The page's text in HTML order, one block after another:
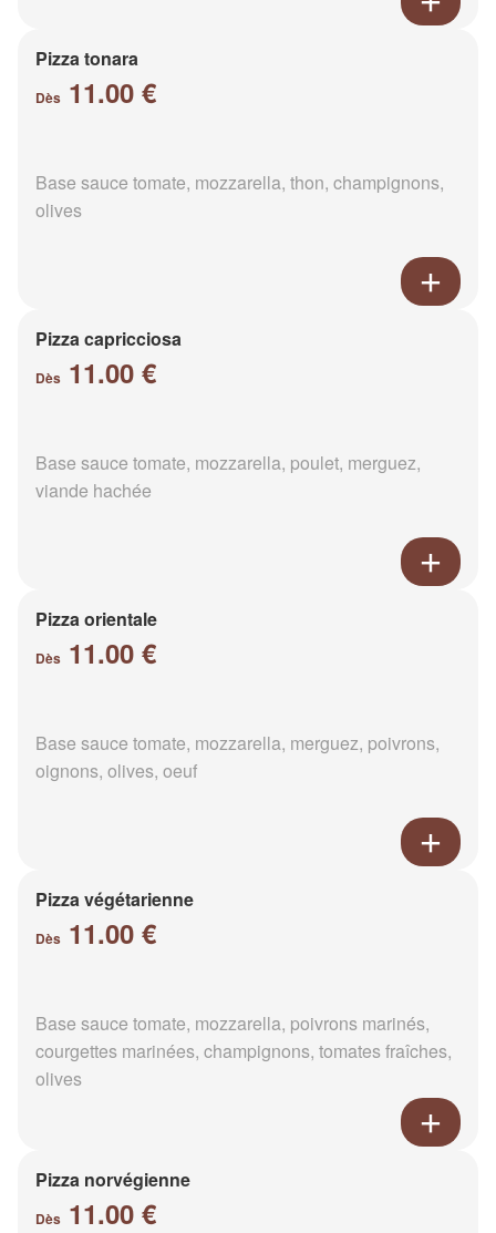
Pizza tonara
Dès 11.00 €
Base sauce tomate, mozzarella, thon, champignons,
olives
Pizza capricciosa
Dès 11.00 €
Base sauce tomate, mozzarella, poulet, merguez,
viande hachée
Pizza orientale
Dès 11.00 €
Base sauce tomate, mozzarella, merguez, poivrons,
oignons, olives, oeuf
Pizza végétarienne
Dès 11.00 €
Base sauce tomate, mozzarella, poivrons marinés,
courgettes marinées, champignons, tomates fraîches,
olives
Pizza norvégienne
Dès 11.00 €